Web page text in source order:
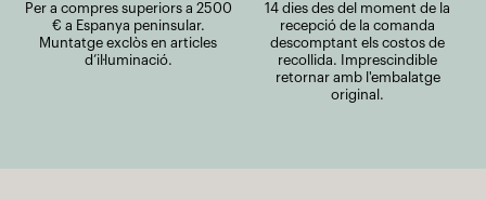
Per a compres superiors a 2500
€ a Espanya peninsular.
Muntatge exclòs en articles
d’il·luminació.
14 dies des del moment de la
recepció de la comanda
descomptant els costos de
recollida. Imprescindible
retornar amb l'embalatge
original.